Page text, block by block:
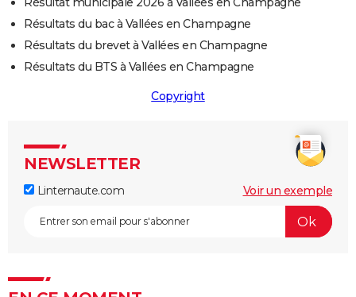
Résultats du bac à Vallées en Champagne
Résultats du brevet à Vallées en Champagne
Résultats du BTS à Vallées en Champagne
Copyright
NEWSLETTER
Linternaute.com Voir un exemple